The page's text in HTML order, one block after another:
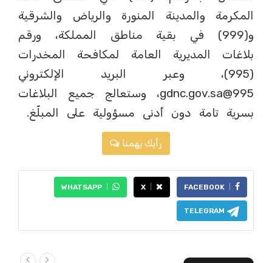
المكرمة والمدينة المنورة والرياض والشرقية
و(999) في بقية مناطق المملكة، ورقم
بلاغات المديرية العامة لمكافحة المخدرات
(995)، وعبر البريد الإلكتروني
995@gdnc.gov.sa، وستعالج جميع البلاغات
بسرية تامة دون أدنى مسؤولية على المبلّغ.
رأيك يهمنا
FACEBOOK
X
WHATSAPP
TELEGRAM